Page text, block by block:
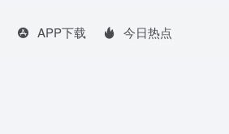
APP下载 今日热点